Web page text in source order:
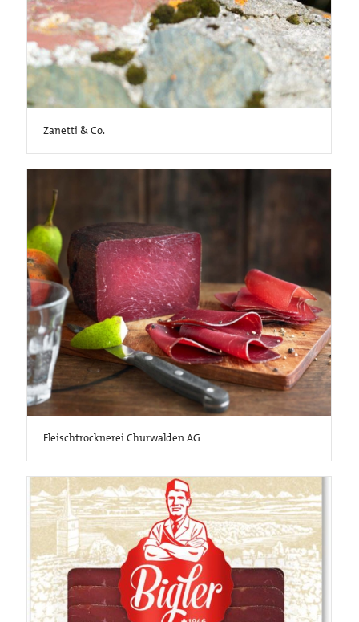
Zanetti & Co.
Fleischtrocknerei Churwalden AG